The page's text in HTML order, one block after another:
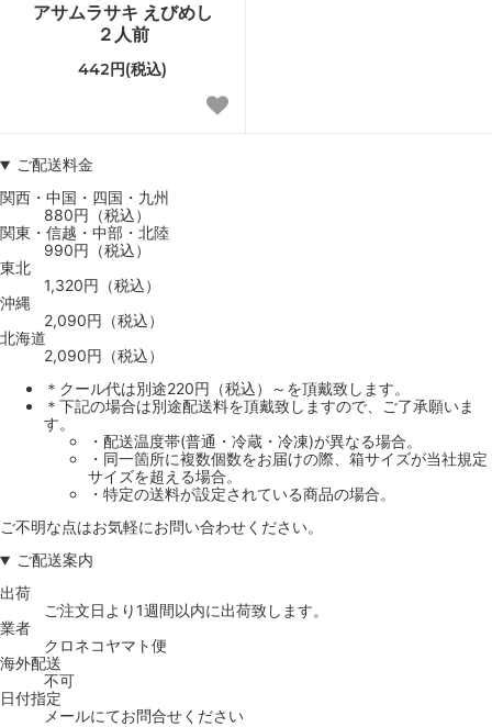
アサムラサキ えびめし
２人前
442円(税込)
ご配送料金
関西・中国・四国・九州
880円（税込）
関東・信越・中部・北陸
990円（税込）
東北
1,320円（税込）
沖縄
2,090円（税込）
北海道
2,090円（税込）
＊クール代は別途220円（税込）～を頂戴致します。
＊下記の場合は別途配送料を頂戴致しますので、ご了承願いま
す。
・配送温度帯(普通・冷蔵・冷凍)が異なる場合。
・同一箇所に複数個数をお届けの際、箱サイズが当社規定
サイズを超える場合。
・特定の送料が設定されている商品の場合。
ご不明な点はお気軽にお問い合わせください。
ご配送案内
出荷
ご注文日より1週間以内に出荷致します。
業者
クロネコヤマト便
海外配送
不可
日付指定
メールにてお問合せください